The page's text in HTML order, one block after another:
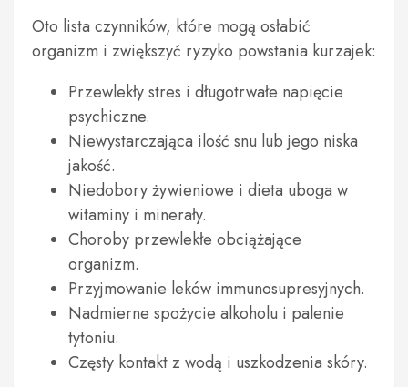
Oto lista czynników, które mogą osłabić
organizm i zwiększyć ryzyko powstania kurzajek:
Przewlekły stres i długotrwałe napięcie
psychiczne.
Niewystarczająca ilość snu lub jego niska
jakość.
Niedobory żywieniowe i dieta uboga w
witaminy i minerały.
Choroby przewlekłe obciążające
organizm.
Przyjmowanie leków immunosupresyjnych.
Nadmierne spożycie alkoholu i palenie
tytoniu.
Częsty kontakt z wodą i uszkodzenia skóry.